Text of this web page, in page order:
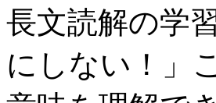
長文読解の学
にしない！」